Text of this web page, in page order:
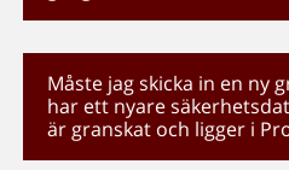
Måste jag skicka in en ny
har ett nyare
är granskat och ligger i